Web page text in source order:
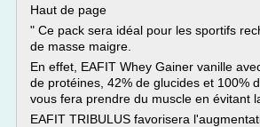
Haut de page
" Ce pack sera idéal pour les sportifs
de masse maigre.
En effet, EAFIT Whey Gainer vanille
de protéines, 42% de glucides et 100%
vous fera prendre du muscle en évitant
EAFIT TRIBULUS favorisera